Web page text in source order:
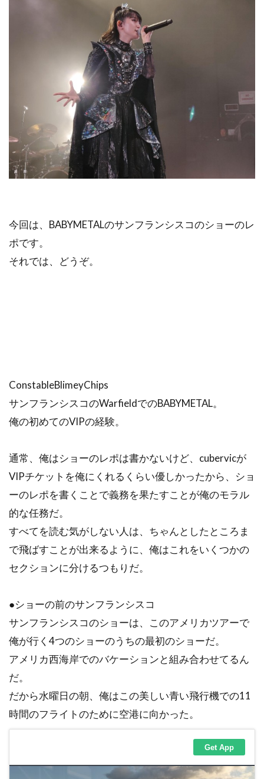
今回は、BABYMETALのサンフランシスコのショーのレ
ポです。
それでは、どうぞ。
ConstableBlimeyChips
サンフランシスコのWarfieldでのBABYMETAL。
俺の初めてのVIPの経験。
通常、俺はショーのレポは書かないけど、cubervicが
VIPチケットを俺にくれるくらい優しかったから、ショ
ーのレポを書くことで義務を果たすことが俺のモラル
的な任務だ。
すべてを読む気がしない人は、ちゃんとしたところま
で飛ばすことが出来るように、俺はこれをいくつかの
セクションに分けるつもりだ。
●ショーの前のサンフランシスコ
サンフランシスコのショーは、このアメリカツアーで
俺が行く4つのショーのうちの最初のショーだ。
アメリカ西海岸でのバケーションと組み合わせてるん
だ。
だから水曜日の朝、俺はこの美しい青い飛行機での11
時間のフライトのために空港に向かった。